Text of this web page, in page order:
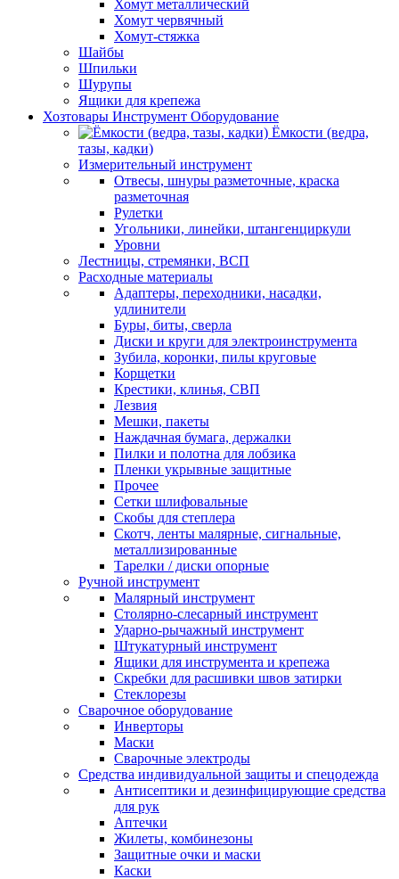
Хомут металлический
Хомут червячный
Хомут-стяжка
Шайбы
Шпильки
Шурупы
Ящики для крепежа
Хозтовары Инструмент Оборудование
Ёмкости (ведра,
тазы, кадки)
Измерительный инструмент
Отвесы, шнуры разметочные, краска
разметочная
Рулетки
Угольники, линейки, штангенциркули
Уровни
Лестницы, стремянки, ВСП
Расходные материалы
Адаптеры, переходники, насадки,
удлинители
Буры, биты, сверла
Диски и круги для электроинструмента
Зубила, коронки, пилы круговые
Корщетки
Крестики, клинья, СВП
Лезвия
Мешки, пакеты
Наждачная бумага, держалки
Пилки и полотна для лобзика
Пленки укрывные защитные
Прочее
Сетки шлифовальные
Скобы для степлера
Скотч, ленты малярные, сигнальные,
металлизированные
Тарелки / диски опорные
Ручной инструмент
Малярный инструмент
Столярно-слесарный инструмент
Ударно-рычажный инструмент
Штукатурный инструмент
Ящики для инструмента и крепежа
Скребки для расшивки швов затирки
Стеклорезы
Сварочное оборудование
Инверторы
Маски
Сварочные электроды
Средства индивидуальной защиты и спецодежда
Антисептики и дезинфицирующие средства
для рук
Аптечки
Жилеты, комбинезоны
Защитные очки и маски
Каски